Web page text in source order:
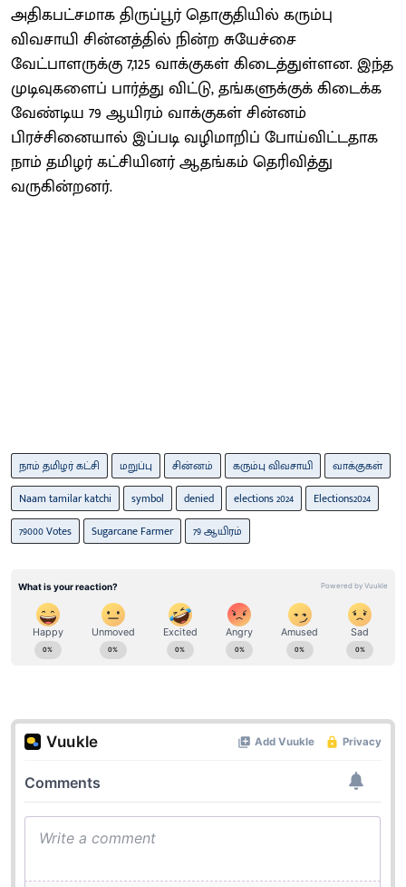
அதிகபட்சமாக திருப்பூர் தொகுதியில் கரும்பு
விவசாயி சின்னத்தில் நின்ற சுயேச்சை
வேட்பாளருக்கு 7,125 வாக்குகள் கிடைத்துள்ளன. இந்த
முடிவுகளைப் பார்த்து விட்டு, தங்களுக்குக் கிடைக்க
வேண்டிய 79 ஆயிரம் வாக்குகள் சின்னம்
பிரச்சினையால் இப்படி வழிமாறிப் போய்விட்டதாக
நாம் தமிழர் கட்சியினர் ஆதங்கம் தெரிவித்து
வருகின்றனர்.
நாம் தமிழர் கட்சி மறுப்பு சின்னம் கரும்பு விவசாயி
வாக்குகள்
Naam tamilar katchi
symbol denied elections 2024
Elections2024
79000 Votes
Sugarcane Farmer 79 ஆயிரம்